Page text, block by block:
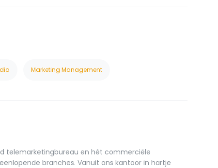
Marketing Management
telemarketingbureau en hét commerciële
branches. Vanuit ons kantoor in hartje